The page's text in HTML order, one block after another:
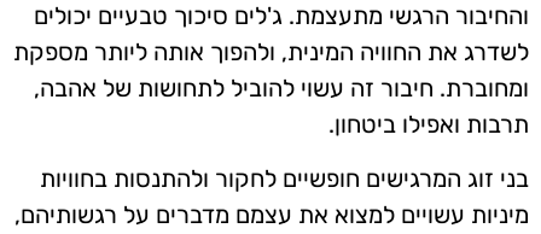
והחיבור הרגשי מתעצמת. ג'לים סיכוך טבעיים יכולים
לשדרג את החוויה המינית, ולהפוך אותה ליותר מספקת
ומחוברת. חיבור זה עשוי להוביל לתחושות של אהבה,
תרבות ואפילו ביטחון.
בני זוג המרגישים חופשיים לחקור ולהתנסות בחוויות
מיניות עשויים למצוא את עצמם מדברים על רגשותיהם,